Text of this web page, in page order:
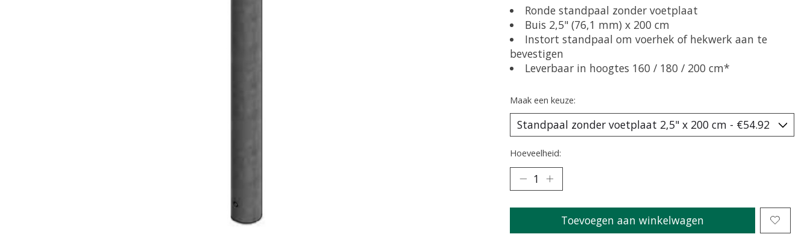
Ronde standpaal zonder voetplaat
Buis 2,5" (76,1 mm) x 200 cm
Instort standpaal om voerhek of hekwerk aan te
bevestigen
Leverbaar in hoogtes 160 / 180 / 200 cm*
Maak een keuze:
Hoeveelheid:
Toevoegen aan winkelwagen